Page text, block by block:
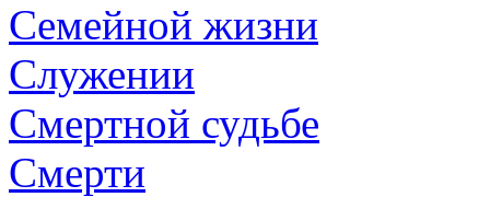
Семейной жизни
Служении
Смертной судьбе
Смерти